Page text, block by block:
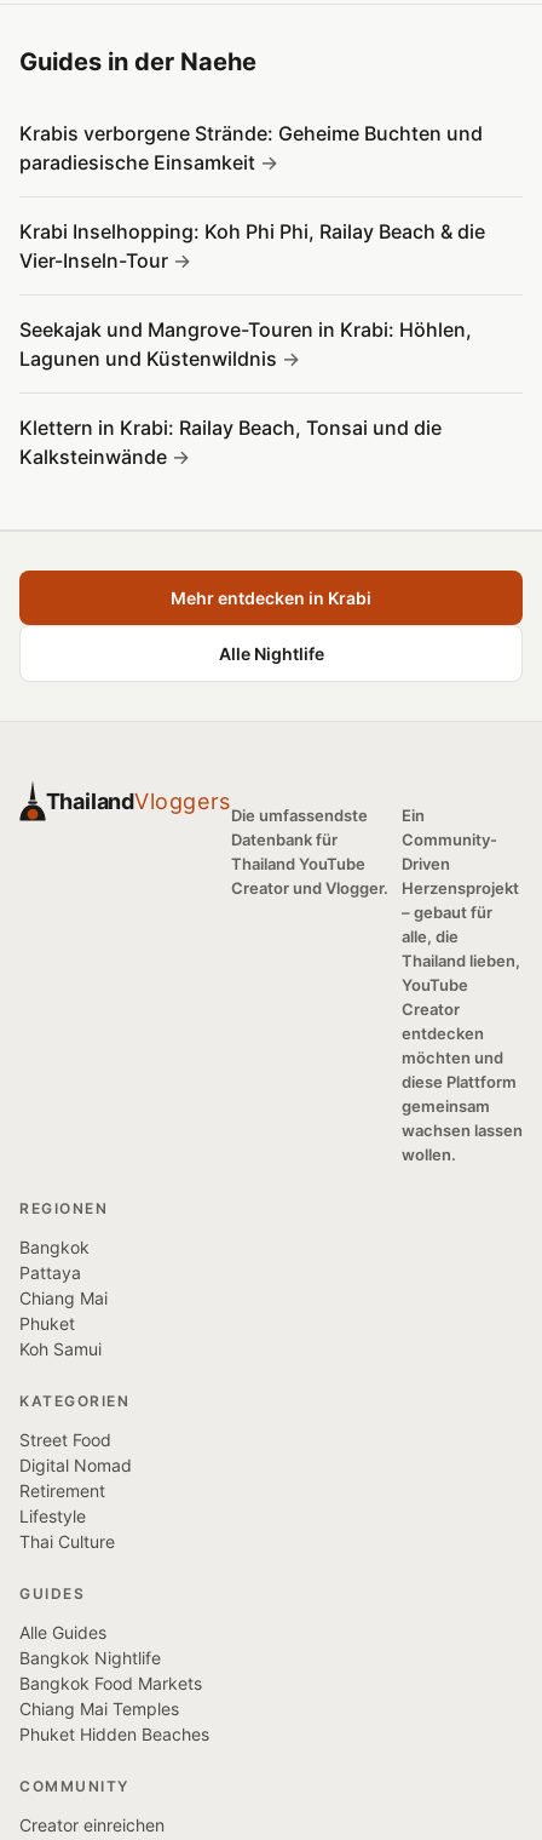
Guides in der Naehe
Krabis verborgene Strände: Geheime Buchten und
paradiesische Einsamkeit
Krabi Inselhopping: Koh Phi Phi, Railay Beach & die
Vier-Inseln-Tour
Seekajak und Mangrove-Touren in Krabi: Höhlen,
Lagunen und Küstenwildnis
Klettern in Krabi: Railay Beach, Tonsai und die
Kalksteinwände
Mehr entdecken in Krabi
Alle Nightlife
ThailandVloggers
Die umfassendste
Datenbank für
Thailand YouTube
Creator und Vlogger.
Ein
Community-
Driven
Herzensprojekt
– gebaut für
alle, die
Thailand lieben,
YouTube
Creator
entdecken
möchten und
diese Plattform
gemeinsam
wachsen lassen
wollen.
REGIONEN
Bangkok
Pattaya
Chiang Mai
Phuket
Koh Samui
KATEGORIEN
Street Food
Digital Nomad
Retirement
Lifestyle
Thai Culture
GUIDES
Alle Guides
Bangkok Nightlife
Bangkok Food Markets
Chiang Mai Temples
Phuket Hidden Beaches
COMMUNITY
Creator einreichen